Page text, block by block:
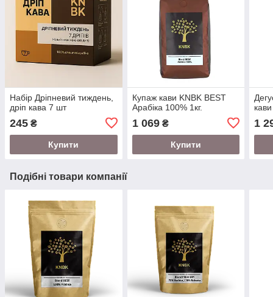
Набір Дріпневий тиждень,
дріп кава 7 шт
245 ₴
Купити
Купаж кави KNBK BEST
Арабіка 100% 1кг.
1 069₴
Купити
1
Подібні товари компанії